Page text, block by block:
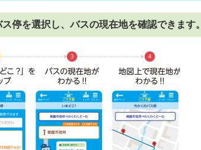
ス停を選択し、バスの現在地を確認できます。